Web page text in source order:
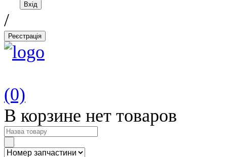
Вхід
/
Реєстрація
(0)
В корзине нет товаров